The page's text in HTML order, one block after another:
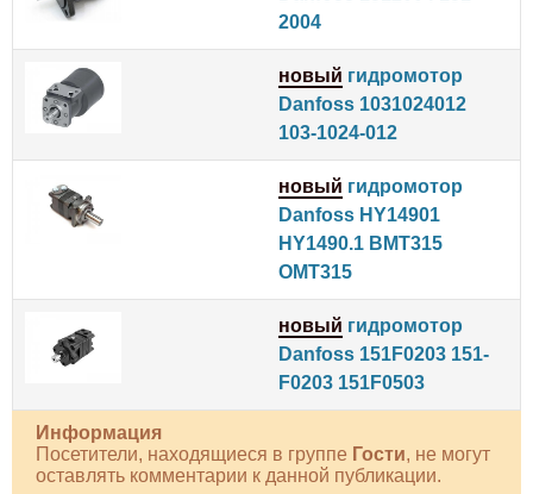
2004
новый гидромотор
Danfoss 1031024012
103-1024-012
новый гидромотор
Danfoss HY14901
HY1490.1 BMT315
OMT315
новый гидромотор
Danfoss 151F0203 151-
F0203 151F0503
Информация
Посетители, находящиеся в группе Гости, не могут
оставлять комментарии к данной публикации.